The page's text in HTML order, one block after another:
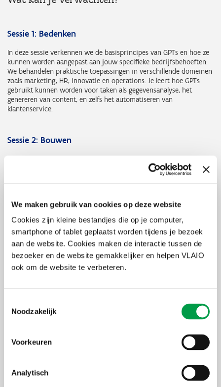
We maken gebruik van cookies op deze website
Cookies zijn kleine bestandjes die op je computer,
smartphone of tablet geplaatst worden tijdens je bezoek
aan de website. Cookies maken de interactie tussen de
bezoeker en de website gemakkelijker en helpen VLAIO
ook om de website te verbeteren.
Noodzakelijk
Voorkeuren
Analytisch
Sessie 1: Bedenken
In deze sessie verkennen we de basisprincipes van GPTs en hoe ze
kunnen worden aangepast aan jouw specifieke bedrijfsbehoeften.
We behandelen praktische toepassingen in verschillende domeinen
zoals marketing, HR, innovatie en operations. Je leert hoe GPTs
gebruikt kunnen worden voor taken als gegevensanalyse, het
genereren van content, en zelfs het automatiseren van
klantenservice.
Sessie 2: Bouwen
van het creëren van een GPT. We demonstreren hoe je met
eenvoudige instructies en kennisinput uw eigen GPT-variant kunt
bedrijf.
Sessie 3: Implementeren
De laatste sessie richt zich op de implementatie van uw op maat
gemaakte GPT binnen jouw organisatie. We bespreken strategieën
Er wordt een korte individuele analyse gemaakt om de